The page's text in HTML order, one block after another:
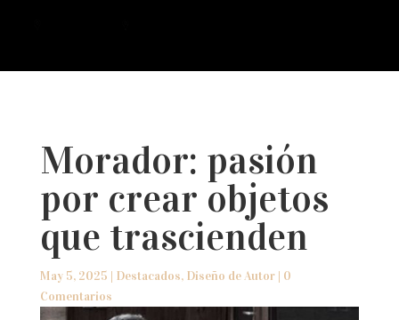
Morador: pasión
por crear objetos
que trascienden
May 5, 2025 | Destacados, Diseño de Autor| 0
Comentarios